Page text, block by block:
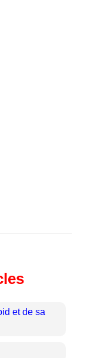
et de sa